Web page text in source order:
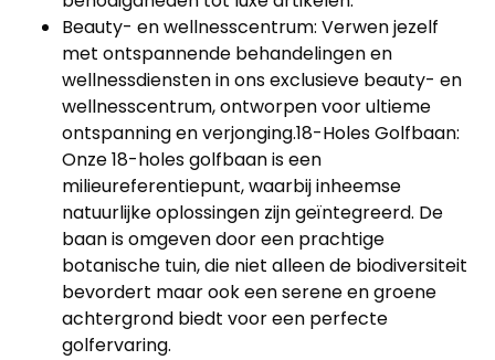
Beauty- en wellnesscentrum: Verwen jezelf
met ontspannende behandelingen en
wellnessdiensten in ons exclusieve beauty- en
wellnesscentrum, ontworpen voor ultieme
ontspanning en verjonging.18-Holes Golfbaan:
Onze 18-holes golfbaan is een
milieureferentiepunt, waarbij inheemse
natuurlijke oplossingen zijn geïntegreerd. De
baan is omgeven door een prachtige
botanische tuin, die niet alleen de biodiversiteit
bevordert maar ook een serene en groene
achtergrond biedt voor een perfecte
golfervaring.